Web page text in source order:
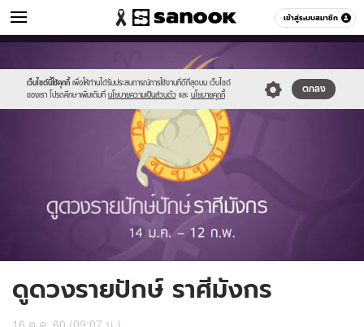
เข้าสู่ระบบสมาชิก
ดูดวง หมวดอื่นๆ
เว็บไซต์นี้ใช้คุกกี้ เพื่อให้ท่านได้รับประสบการณ์การใช้งานที่ดีที่สุดบน เว็บไซต์
ของเรา โปรดศึกษาเพิ่มเติมที่ นโยบายความเป็นส่วนตัว และ นโยบายคุกกี้
ตกลง
new-
sanook.png
//s.isanook.com/ho/0/ud/fxd/fortnightly/010_capricorn.jpg
ดูดวงรายปักษ์ ราศีมังกร
16 ต.ค. 60 (09:07 น.)